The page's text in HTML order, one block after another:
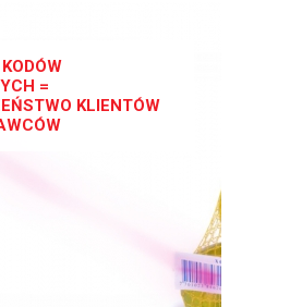
=
KLIENTÓW